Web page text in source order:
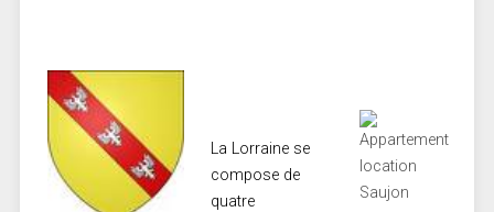
La Lorraine se
compose de
quatre